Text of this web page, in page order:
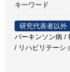
キーワード
研究代表者以外
パーキンソン病 /
/ リハビリテーシ